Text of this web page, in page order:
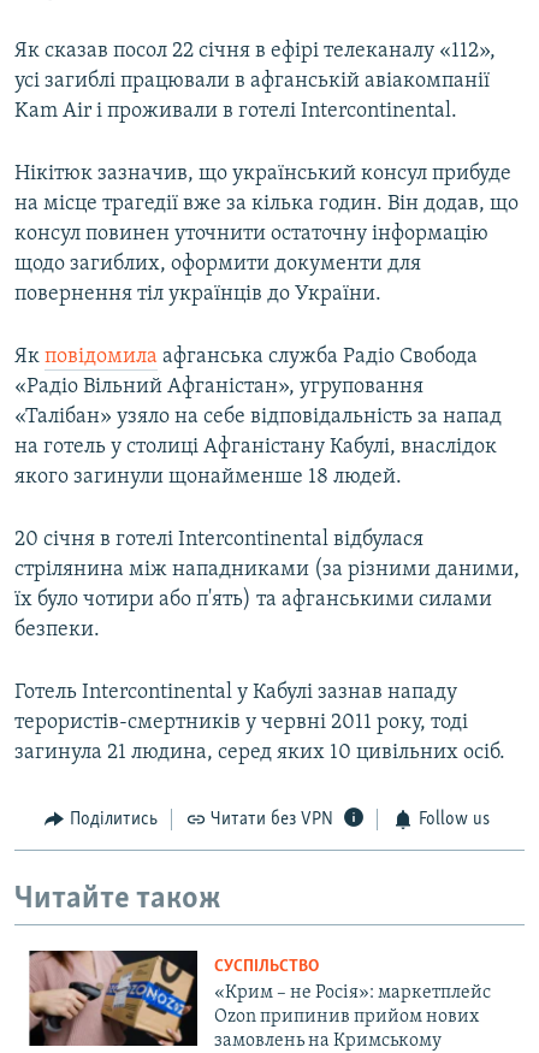
Як сказав посол 22 січня в ефірі телеканалу «112»,
усі загиблі працювали в афганській авіакомпанії
Kam Air і проживали в готелі Intercontinental.
Нікітюк зазначив, що український консул прибуде
на місце трагедії вже за кілька годин. Він додав, що
консул повинен уточнити остаточну інформацію
щодо загиблих, оформити документи для
повернення тіл українців до України.
Як повідомила афганська служба Радіо Свобода
«Радіо Вільний Афганістан», угруповання
«Талібан» узяло на себе відповідальність за напад
на готель у столиці Афганістану Кабулі, внаслідок
якого загинули щонайменше 18 людей.
20 січня в готелі Intercontinental відбулася
стрілянина між нападниками (за різними даними,
їх було чотири або п'ять) та афганськими силами
безпеки.
Готель Intercontinental у Кабулі зазнав нападу
терористів-смертників у червні 2011 року, тоді
загинула 21 людина, серед яких 10 цивільних осіб.
Поділитись Читати без VPN Follow us
Читайте також
СУСПІЛЬСТВО
«Крим – не Росія»: маркетплейс
Ozon припинив прийом нових
замовлень на Кримському